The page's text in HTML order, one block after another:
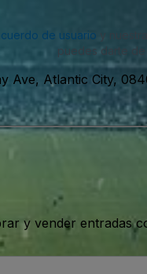
de usuario
puedes darte
Ave, Atlantic City,
y vender entradas